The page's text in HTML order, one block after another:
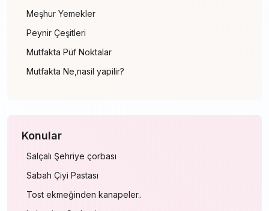
Meşhur Yemekler
Peynir Çeşitleri
Mutfakta Püf Noktalar
Mutfakta Ne,nasil yapilir?
Konular
Salçalı Şehriye çorbası
Sabah Çiyi Pastası
Tost ekmeğinden kanapeler..